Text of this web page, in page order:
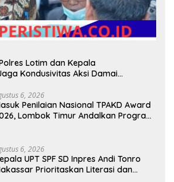
Lotim dan Kepala
Kondusivitas Aksi Damai
6, 2026
Penilaian Nasional TPAKD Award
Lombok Timur Andalkan Program
6, 2026
UPT SPF SD Inpres Andi Tonro
Prioritaskan Literasi dan